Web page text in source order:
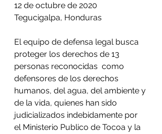
12 de octubre de 2020
Tegucigalpa, Honduras
El equipo de defensa legal busca
proteger los derechos de 13
personas reconocidas  como
defensores de los derechos
humanos, del agua, del ambiente y
de la vida, quienes han sido
judicializados indebidamente por
el Ministerio Publico de Tocoa y la